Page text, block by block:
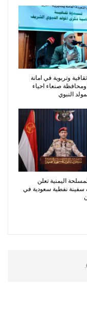
وتربوية في امانة
ومحافظة صنعاء احياء
النبوي
اليمنية تعلن
سفينة نفطية سعودية في